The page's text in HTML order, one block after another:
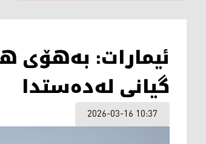
ئیمارات:
گیانی لەدەستدا
2026-03-16 10:37